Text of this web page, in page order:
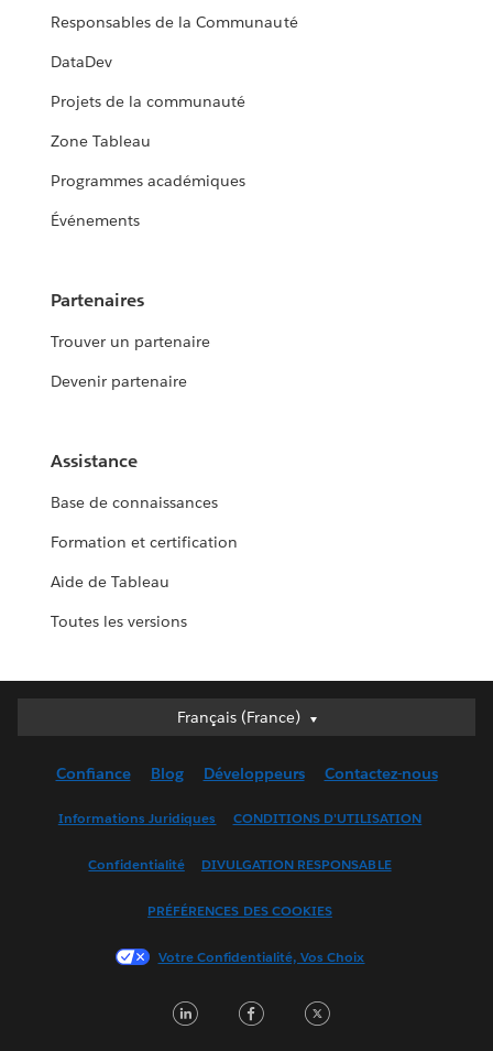
Responsables de la Communauté
DataDev
Projets de la communauté
Zone Tableau
Programmes académiques
Événements
Partenaires
Trouver un partenaire
Devenir partenaire
Assistance
Base de connaissances
Formation et certification
Aide de Tableau
Toutes les versions
Français (France)
Français (France)
English (UK)
Français (Canada)
한국어
Português
Confiance Blog Développeurs Contactez-nous
Informations Juridiques CONDITIONS D'UTILISATION
Confidentialité DIVULGATION RESPONSABLE
PRÉFÉRENCES DES COOKIES
Votre Confidentialité, Vos Choix
LinkedInFacebook